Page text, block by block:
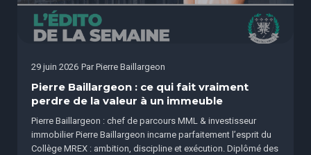
29 juin 2026 Par Pierre Baillargeon
Pierre Baillargeon : ce qui fait vraiment
perdre de la valeur à un immeuble
Pierre Baillargeon : chef de parcours MML & investisseur
immobilier Pierre Baillargeon incarne parfaitement l’esprit du
Collège MREX : ambition, discipline et exécution. Diplômé des